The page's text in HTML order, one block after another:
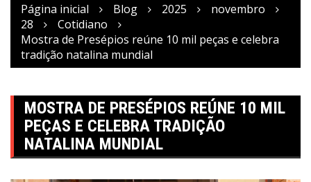
Página inicial Blog 2025
novembro
28
Cotidiano
Mostra de Presépios reúne 10 mil peças e celebra
tradição natalina mundial
MOSTRA DE PRESÉPIOS REÚNE 10 MIL
PEÇAS E CELEBRA TRADIÇÃO
NATALINA MUNDIAL